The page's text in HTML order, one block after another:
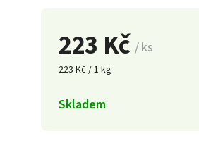
223 Kč / ks
223 Kč / 1 kg
Skladem